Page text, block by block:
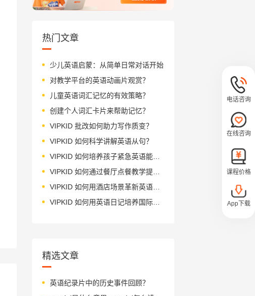
热门文章
少儿英语启蒙：从简单日常对话开始
对教学平台的英语动画片观赏？
儿童英语词汇记忆的有效策略？
创建个人词汇卡片来帮助记忆？
VIPKID 批改如何助力写作质变？
VIPKID 如何科学讲解英语从句？
VIPKID 如何培养孩子紧急英语能力？
VIPKID 如何通过餐厅点餐教学提升少儿英语应用能力？
VIPKID 如何用酒店场景革新英语教学？
VIPKID 如何用英语日记培养国际化人才？
精选文章
英语纪录片中的历史事件回顾？
电话咨询
在线咨询
课程价格
App下载